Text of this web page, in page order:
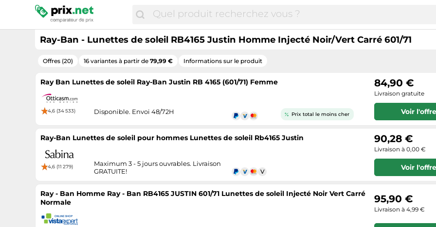
Ray-Ban - Lunettes de soleil RB4165 Justin Homme Injecté Noir/Vert Carré 601/71
Offres (20) 16 variantes à partir de 79,99 € Informations sur le produit
Ray Ban Lunettes de soleil Ray-Ban Justin RB 4165 (601/71) Femme
4,6 (34 533)
Prix total le moins cher
Disponible. Envoi 48/72H
84,90 €
Livraison gratuite
Voir l'offre
Ray-Ban Lunettes de soleil pour hommes Lunettes de soleil Rb4165 Justin
4,6 (11 279)
Maximum 3 - 5 jours ouvrables. Livraison
GRATUITE!
90,28 €
Livraison à 0,00 €
Voir l'offre
Ray - Ban Homme Ray - Ban RB4165 JUSTIN 601/71 Lunettes de soleil Injecté Noir Vert Carré
Normale
95,90 €
Livraison à 4,99 €